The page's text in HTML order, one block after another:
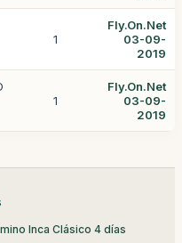
1
Fly.On.Net
03-09-
2019
1
Fly.On.Net
03-09-
2019
Inca Clásico 4 días